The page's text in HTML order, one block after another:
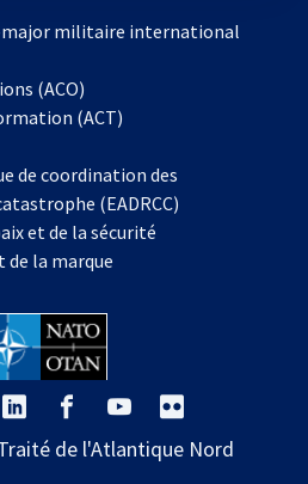
militaire international
(ACO)
dans
nouvel
onglet
(ACT)
de coordination des
(EADRCC)
et de la sécurité
la marque
s’ouvre
un
s’ouvre
un
s’ouvre
un
un
de l'Atlantique Nord